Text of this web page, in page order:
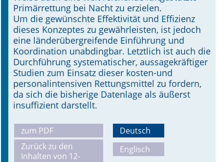
Primärrettung bei Nacht zu erzielen.
Um die gewünschte Effektivität und Effizienz
dieses Konzeptes zu gewährleisten, ist jedoch
eine länderübergreifende Einführung und
Koordination unabdingbar. Letztlich ist auch die
Durchführung systematischer, aussagekräftiger
Studien zum Einsatz dieser kosten-und
personalintensiven Rettungsmittel zu fordern,
da sich die bisherige Datenlage als äußerst
insuffizient darstellt.
zum PDF
Zurück zu den
Inhalten von 12-
Deutsch
Englisch